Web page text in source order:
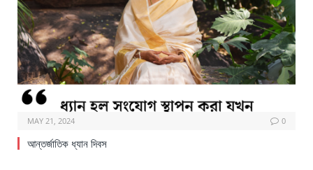
MAY 21, 2024 0
আন্তর্জাতিক ধ্যান দিবস